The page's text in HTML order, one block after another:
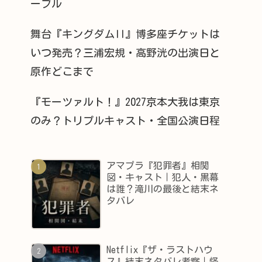
ーブル
舞台『キングダムII』博多座チケットは
いつ発売？三浦宏規・高野洸の出演日と
原作どこまで
『モーツァルト！』2027京本大我は東京
のみ？トリプルキャスト・全国公演日程
アマプラ『犯罪者』相関
図・キャスト｜犯人・黒幕
は誰？滝川の最後と結末ネ
タバレ
Netflix『ザ・ラストハウ